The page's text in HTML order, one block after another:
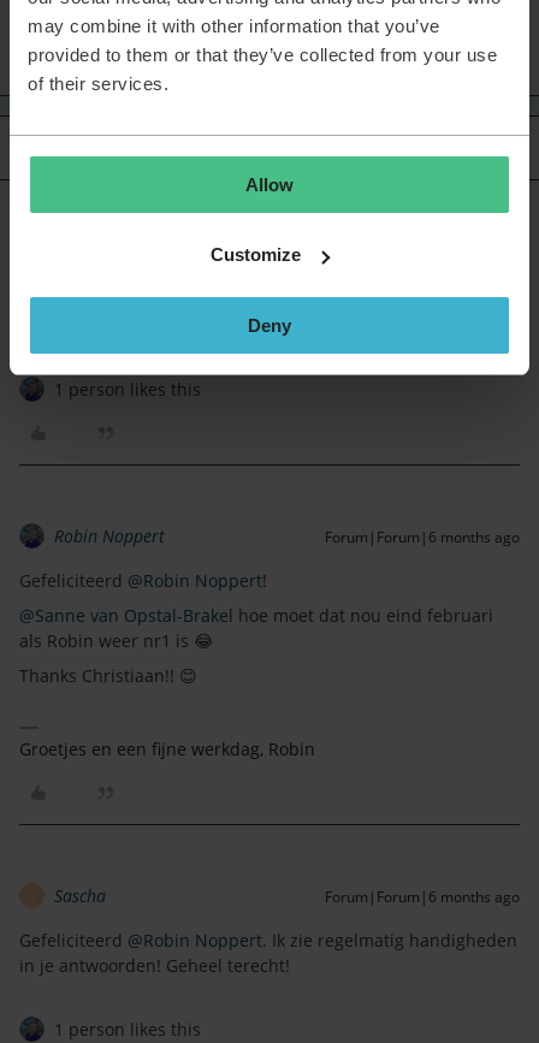
may combine it with other information that you’ve
provided to them or that they’ve collected from your use
of their services.
Allow
Customize
Deny
8 people like this
Christiaan Fousert
@Robin Noppert!
@Sanne van Opstal-Brakelhoe moet dat nou eind februari
1 person likes this
Robin Noppert Forum|Forum|6 months ago
Gefeliciteerd ​ @Robin Noppert!
@Sanne van Opstal-Brakel hoe moet dat nou eind februari
als Robin weer nr1 is 😂
Thanks Christiaan!! 😊
Groetjes en een fijne werkdag, Robin
Sascha Forum|Forum|6 months ago
Gefeliciteerd ​ @Robin Noppert. Ik zie regelmatig handigheden
in je antwoorden! Geheel terecht!
1 person likes this